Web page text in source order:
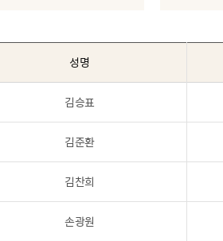
성명
김승표
김준환
김찬희
손광원